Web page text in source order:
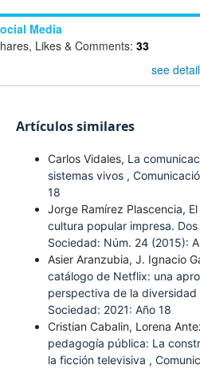
Media
Likes & Comments: 33
see
Artículos similares
Carlos Vidales, La
sistemas vivos ,
18
Jorge Ramírez Plascencia,
cultura popular impresa.
Sociedad: Núm. 24 (2015):
Asier Aranzubia, J. Ignacio
catálogo de Netflix: una
perspectiva de la diversidad
Sociedad: 2021: Año 18
Cristian Cabalin, Lorena
pedagogía pública: La
la ficción televisiva ,